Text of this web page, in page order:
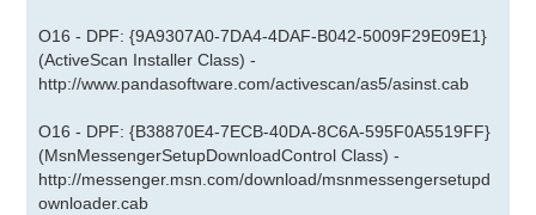
O16 - DPF: {9A9307A0-7DA4-4DAF-B042-5009F29E09E1}
(ActiveScan Installer Class) -
http://www.pandasoftware.com/activescan/as5/asinst.cab
O16 - DPF: {B38870E4-7ECB-40DA-8C6A-595F0A5519FF}
(MsnMessengerSetupDownloadControl Class) -
http://messenger.msn.com/download/msnmessengersetupd
ownloader.cab